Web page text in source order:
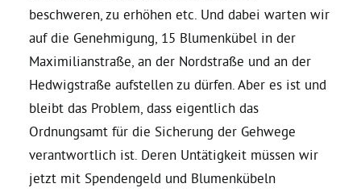
beschweren, zu erhöhen etc. Und dabei warten wir
auf die Genehmigung, 15 Blumenkübel in der
Maximilianstraße, an der Nordstraße und an der
Hedwigstraße aufstellen zu dürfen. Aber es ist und
bleibt das Problem, dass eigentlich das
Ordnungsamt für die Sicherung der Gehwege
verantwortlich ist. Deren Untätigkeit müssen wir
jetzt mit Spendengeld und Blumenkübeln